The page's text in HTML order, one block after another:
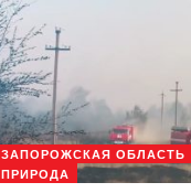
ЗАПОРОЖСКАЯ ОБЛАСТЬ
ПРИРОДА